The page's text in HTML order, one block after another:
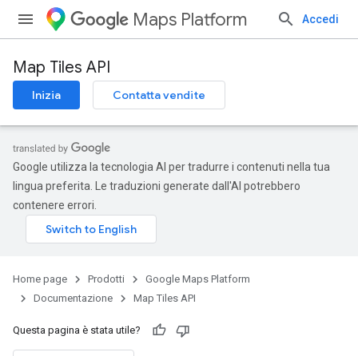
Maps Platform Accedi
Map Tiles API
Inizia Contatta vendite
Google utilizza la tecnologia AI per tradurre i contenuti nella tua
lingua preferita. Le traduzioni generate dall'AI potrebbero
contenere errori.
Home page Prodotti
Google Maps Platform
Documentazione
Map Tiles API
Questa pagina è stata utile?